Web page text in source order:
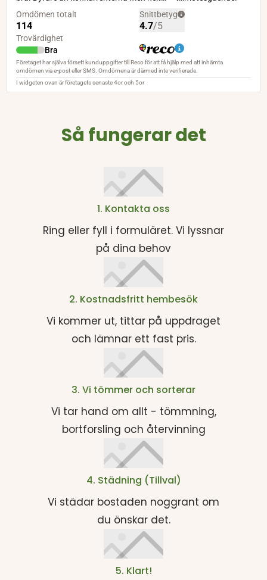
Så fungerar det
1. Kontakta oss
Ring eller fyll i formuläret. Vi lyssnar
på dina behov
2. Kostnadsfritt hembesök
Vi kommer ut, tittar på uppdraget
och lämnar ett fast pris.
3. Vi tömmer och sorterar
Vi tar hand om allt - tömmning,
bortforsling och återvinning
4. Städning (Tillval)
Vi städar bostaden noggrant om
du önskar det.
5. Klart!